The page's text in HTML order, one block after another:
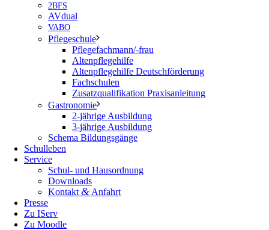
2BFS
AVdual
VABO
Pflegeschule
Pflegefachmann/-frau
Altenpflegehilfe
Altenpflegehilfe Deutschförderung
Fachschulen
Zusatzqualifikation Praxisanleitung
Gastronomie
2-jährige Ausbildung
3-jährige Ausbildung
Schema Bildungsgänge
Schulleben
Service
Schul- und Hausordnung
Downloads
Kontakt & Anfahrt
Presse
Zu IServ
Zu Moodle